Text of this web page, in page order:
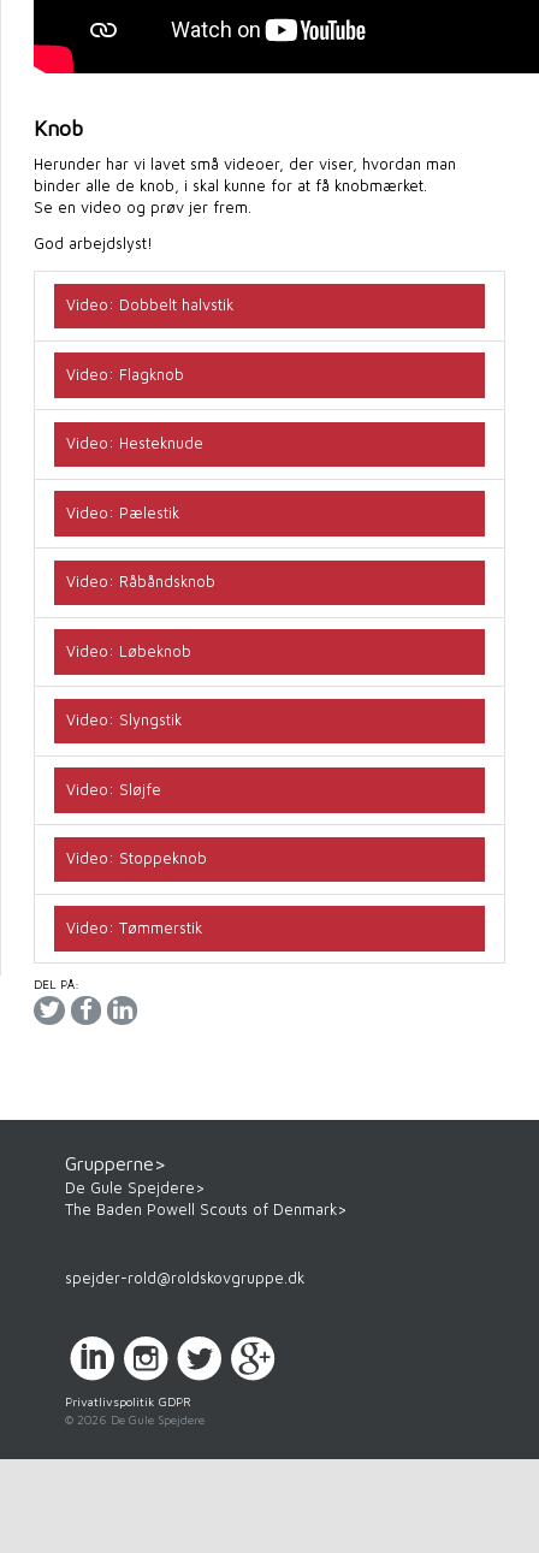
Knob
Herunder har vi lavet små videoer, der viser, hvordan man
binder alle de knob, i skal kunne for at få knobmærket.
Se en video og prøv jer frem.
God arbejdslyst!
Video: Dobbelt halvstik
Video: Flagknob
Video: Hesteknude
Video: Pælestik
Video: Råbåndsknob
Video: Løbeknob
Video: Slyngstik
Video: Sløjfe
Video: Stoppeknob
Video: Tømmerstik
DEL PÅ:
Grupperne>
De Gule Spejdere>
The Baden Powell Scouts of Denmark>
spejder-rold@roldskovgruppe.dk
Privatlivspolitik GDPR
© 2026 De Gule Spejdere